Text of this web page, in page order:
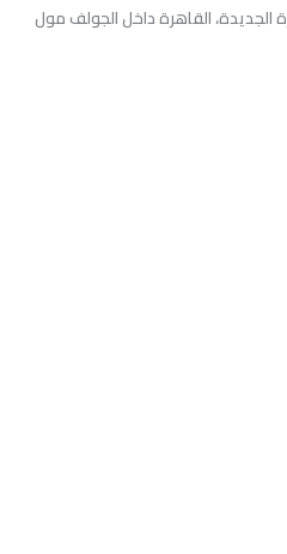
الجديدة، القاهرة داخل الجولف مول